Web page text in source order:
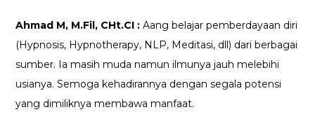
Ahmad M, M.Fil, CHt.CI : Aang belajar pemberdayaan diri
(Hypnosis, Hypnotherapy, NLP, Meditasi, dll) dari berbagai
sumber. Ia masih muda namun ilmunya jauh melebihi
usianya. Semoga kehadirannya dengan segala potensi
yang dimiliknya membawa manfaat.